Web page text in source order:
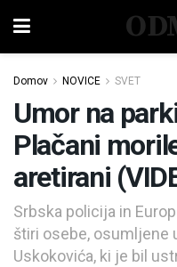
Domov NOVICE SVET
Umor na
Plačani
aretirani
Srbska policija in
štiri osebe, osumljene
Uskokovića, ki je bil